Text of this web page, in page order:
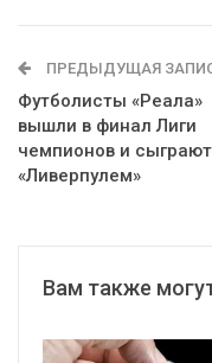
ПРЕДЫДУЩАЯ
Футболисты «Реала»
вышли в финал Лиги
чемпионов и
«Ливерпулем»
Вам также